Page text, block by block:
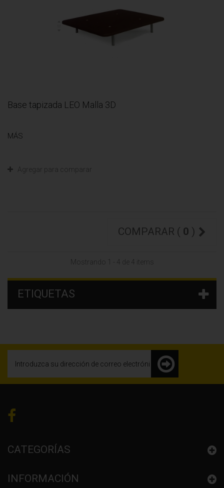
Base tapizada LEO Malla 3D
MÁS
Agregar para comparar
COMPARAR ( 0 )
Mostrando 1 - 4 de 4 items
ETIQUETAS
CATEGORÍAS
INFORMACIÓN